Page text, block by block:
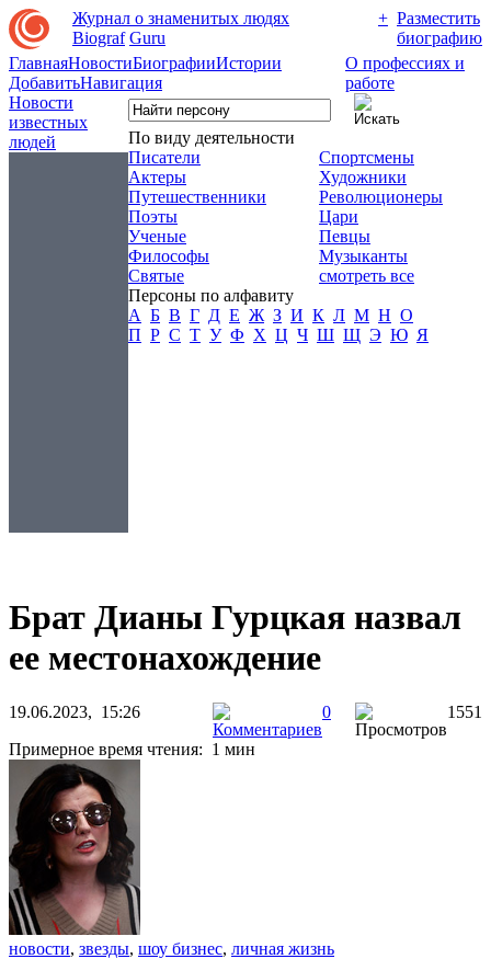
Журнал о знаменитых людях
Biograf Guru
+ Разместить
биографию
ГлавнаяНовостиБиографииИстории
ДобавитьНавигация
О профессиях и
работе
Новости
известных
людей
По виду деятельности
Писатели
Актеры
Путешественники
Поэты
Ученые
Философы
Святые
Спортсмены
Художники
Революционеры
Цари
Певцы
Музыканты
смотреть все
Персоны по алфавиту
А Б В Г Д Е Ж З И К Л М Н О
П Р С Т У Ф Х Ц Ч Ш Щ Э Ю Я
Брат Дианы Гурцкая назвал
ее местонахождение
19.06.2023, 15:26 0
1551
Примерное время чтения: 1 мин
новости, звезды, шоу бизнес, личная жизнь